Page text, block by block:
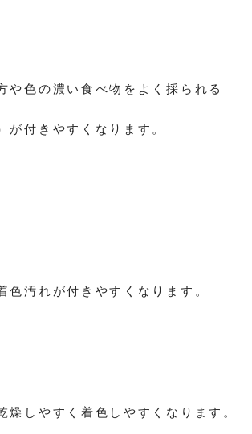
色の濃い食べ物をよく採られる
付きやすくなります。
汚れが付きやすくなります。
しやすく着色しやすくなります。